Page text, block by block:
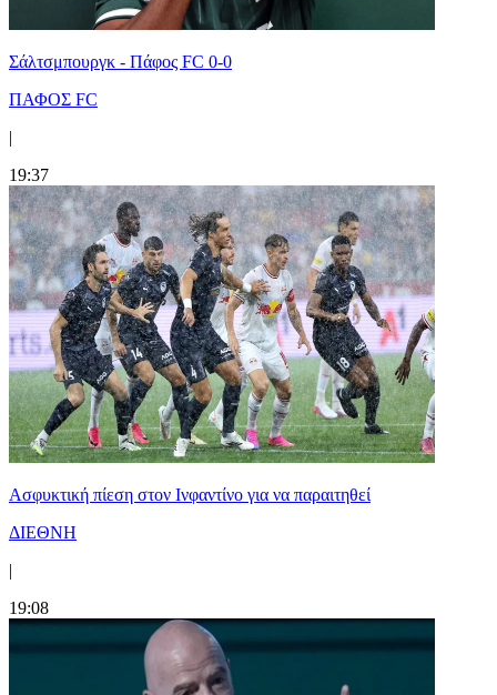
Σάλτσμπουργκ - Πάφος FC 0-0
ΠΑΦΟΣ FC
|
19:37
Ασφυκτική πίεση στον Ινφαντίνο για να παραιτηθεί
ΔΙΕΘΝΗ
|
19:08